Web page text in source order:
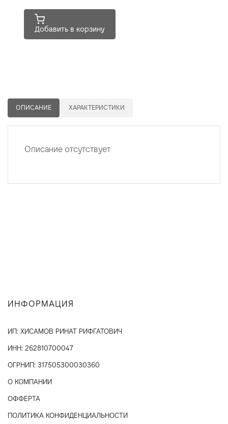
Добавить в корзину
ОПИСАНИЕ ХАРАКТЕРИСТИКИ
Описание отсутствует
ИНФОРМАЦИЯ
ИП: ХИСАМОВ РИНАТ РИФГАТОВИЧ
ИНН: 262810700047
ОГРНИП: 317505300030360
О КОМПАНИИ
ОФФЕРТА
ПОЛИТИКА КОНФИДЕНЦИАЛЬНОСТИ